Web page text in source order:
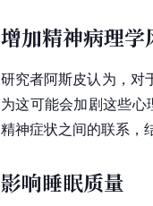
增加精神病理学
研究者阿斯皮认为，对
为这可能会加剧这些
精神症状之间的联系，
影响睡眠质量